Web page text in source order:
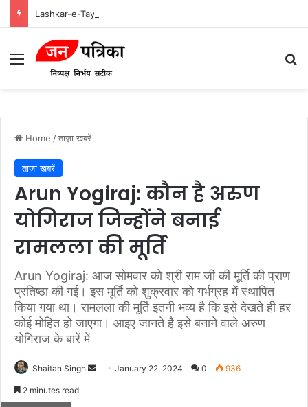
Menu
Home /ताज़ा खबरें
ताज़ा खबरें
Arun Yogiraj: कौन है अरुण
योगिराज जिन्होंने बनाई
रामलला की मूर्ति
Arun Yogiraj: आज सोमवार को श्री राम जी की मूर्ति की प्राण
प्रतिष्ठा की गई। इस मूर्ति को शुक्रवार को गर्भग्रह में स्थापित
किया गया था। रामलला की मूर्ति इतनी भव्य है कि इसे देखते ही हर
कोई मोहित हो जाएगा। आइए जानते है इसे बनाने वाले अरुण
योगिराज के बारें में
Shaitan Singh
SendJanuary 22, 2024 0 936
2 minutes read